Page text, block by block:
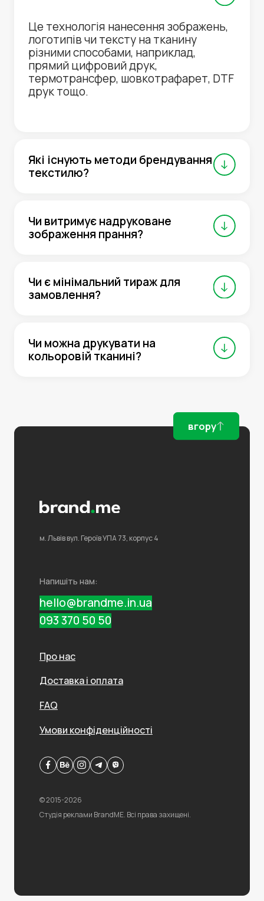
Це технологія нанесення зображень,
логотипів чи тексту на тканину
різними способами, наприклад,
прямий цифровий друк,
термотрансфер, шовкотрафарет, DTF
друк тощо.
Які існують методи брендування
текстилю?
Чи витримує надруковане
зображення прання?
Чи є мінімальний тираж для
замовлення?
Чи можна друкувати на
кольоровій тканині?
Про нас
Доставка і оплата
FAQ
Умови конфіденційності
© 2015-2026
Студія реклами BrandME. Всі права захищені.
м. Львіввул. Героїв УПА 73, корпус 4
Напишіть нам:
hello@brandme.in.ua
093 370 50 50
вгору